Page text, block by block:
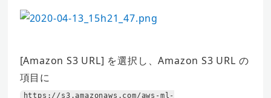
[Amazon S3 URL] を選択し、Amazon S3 URL の
項目に
https://s3.amazonaws.com/aws-ml-